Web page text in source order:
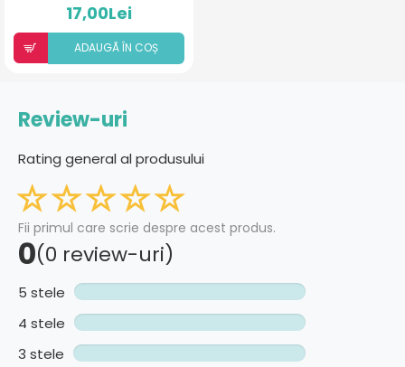
17,00Lei
ADAUGÃ ÎN COȘ
Review-uri
Rating general al produsului
Fii primul care scrie despre acest produs.
0(0 review-uri)
5 stele
4 stele
3 stele